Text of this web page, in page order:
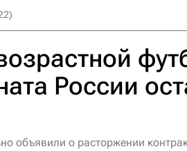
России
объявили о расторжении